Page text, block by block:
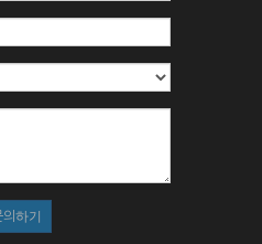
이 전재, 변조, 복사하여 이용하
을 위반하며 신청하는 경우
)
술적인 이유, 국가비상사태, 정
공지나 예고 없이 서비스의 전
적으로 중지할 수 있습니다.